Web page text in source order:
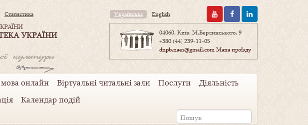
Статистика
УКРАЇНИ
Українська English
04060, Київ, М.Берлинського, 9
+380 (44) 239-11-05
dnpb.naes@gmail.comМапа проїзду
онлайн Віртуальні читальні зали Послуги
Діяльність
Календар подій